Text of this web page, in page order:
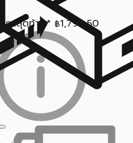
คาสุดท้าย* ฿1,794.50